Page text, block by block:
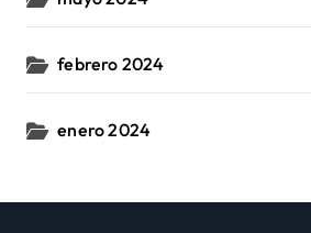
febrero 2024
enero 2024